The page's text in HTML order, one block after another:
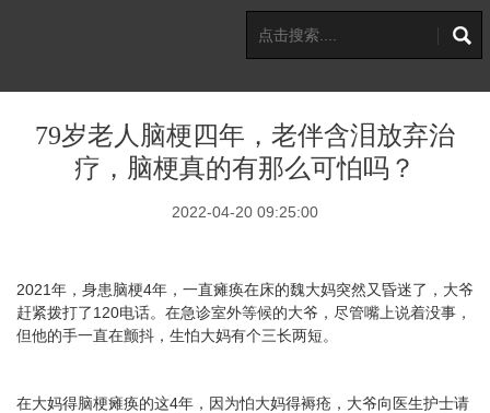
79岁老人脑梗四年，老伴含泪放弃治
疗，脑梗真的有那么可怕吗？
2022-04-20 09:25:00
2021年，身患脑梗4年，一直瘫痪在床的魏大妈突然又昏迷了，大爷
赶紧拨打了120电话。在急诊室外等候的大爷，尽管嘴上说着没事，
但他的手一直在颤抖，生怕大妈有个三长两短。
在大妈得脑梗瘫痪的这4年，因为怕大妈得褥疮，大爷向医生护士请